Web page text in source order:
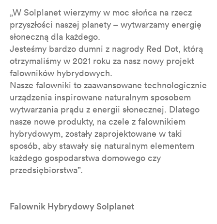
„W Solplanet wierzymy w moc słońca na rzecz
przyszłości naszej planety – wytwarzamy energię
słoneczną dla każdego.
Jesteśmy bardzo dumni z nagrody Red Dot, którą
otrzymaliśmy w 2021 roku za nasz nowy projekt
falowników hybrydowych.
Nasze falowniki to zaawansowane technologicznie
urządzenia inspirowane naturalnym sposobem
wytwarzania prądu z energii słonecznej. Dlatego
nasze nowe produkty, na czele z falownikiem
hybrydowym, zostały zaprojektowane w taki
sposób, aby stawały się naturalnym elementem
każdego gospodarstwa domowego czy
przedsiębiorstwa”.
Falownik Hybrydowy Solplanet